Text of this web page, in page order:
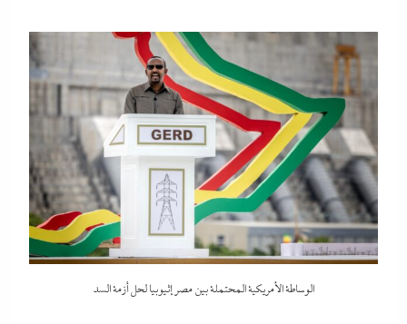
الوساطة الأمريكية المحتملة بين مصر إثيوبيا لحل أزمة السد